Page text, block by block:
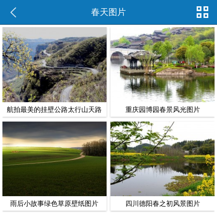
春天图片
航拍最美的挂壁公路太行山天路
的春天景色
重庆园博园春景风光图片
雨后小故事绿色草原壁纸图片 四川德阳春之初风景图片